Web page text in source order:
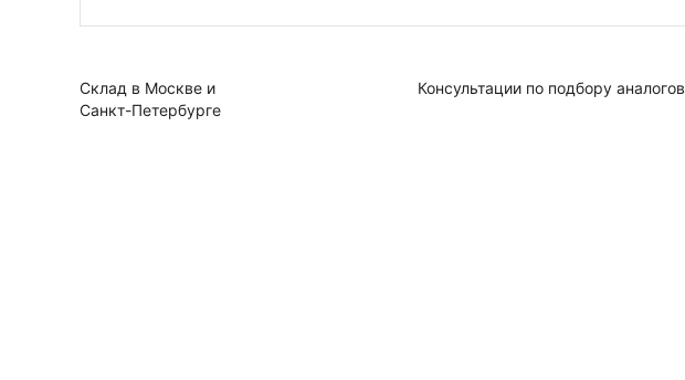
Склад в Москве и
Санкт-Петербурге
Консультации по подбору аналогов